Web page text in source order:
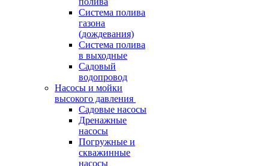
Система полива
газона
(дождевания)
Система полива
в выходные
Садовый
водопровод
Насосы и мойки
высокого давления
Садовые насосы
Дренажные
насосы
Погружные и
скважинные
насосы